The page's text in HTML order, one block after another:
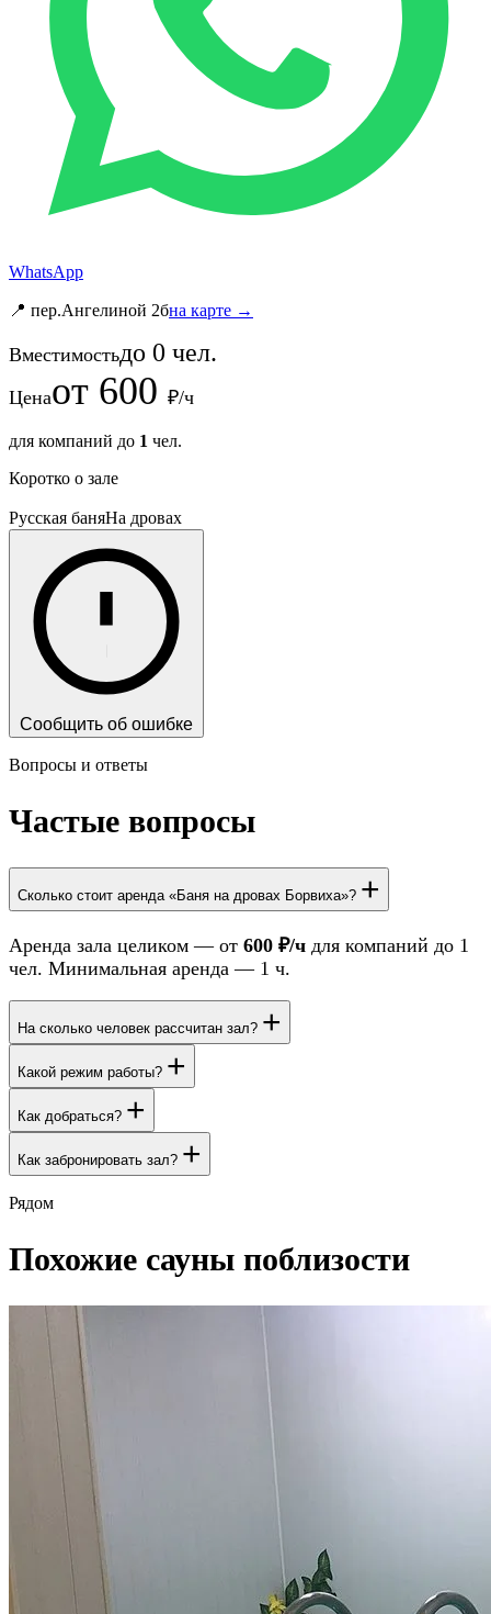
WhatsApp
📍 пер.Ангелиной 2бна карте →
Вместимостьдо 0 чел.
Ценаот 600 ₽/ч
для компаний до 1 чел.
Коротко о зале
Русская баняНа дровах
Сообщить об ошибке
Вопросы и ответы
Частые вопросы
Сколько стоит аренда «Баня на дровах Борвиха»? +
Аренда зала целиком — от 600 ₽/ч для компаний до 1
чел. Минимальная аренда — 1 ч.
На сколько человек рассчитан зал? +
Какой режим работы? +
Как добраться? +
Как забронировать зал? +
Рядом
Похожие сауны поблизости